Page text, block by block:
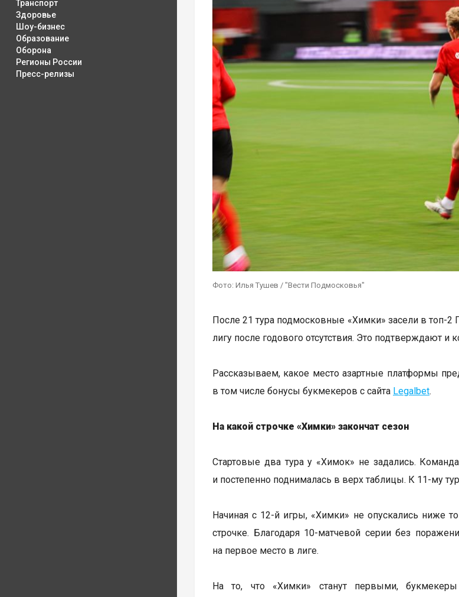
Транспорт
Здоровье
Шоу-бизнес
Образование
Оборона
Регионы России
Пресс-релизы
Фото: Илья Тушев / "Вести Подмосковья"
После 21 тура подмосковные «Химки» засели в
лигу после годового отсутствия. Это подтверждают и
Рассказываем, какое место азартные платформы
в том числе бонусы букмекеров с сайта Legalbet.
На какой строчке «Химки» закончат сезон
Стартовые два тура у «Химок» не задались.
и постепенно поднималась в верх таблицы. К 11-му
Начиная с 12-й игры, «Химки» не опускались ниже
строчке. Благодаря 10-матчевой серии без
на первое место в лиге.
На то, что «Химки» станут первыми,